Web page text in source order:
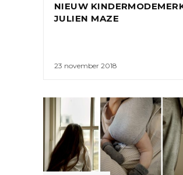
NIEUW
JULIEN MAZE
23 november 2018